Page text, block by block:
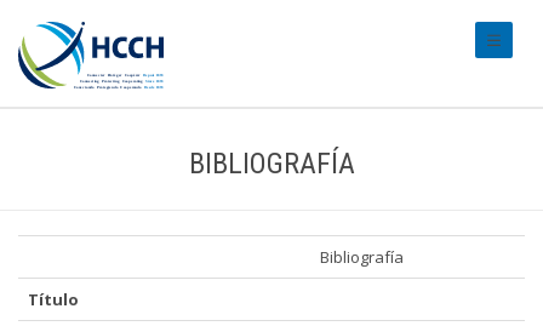
BIBLIOGRAFÍA
Bibliografía
Título